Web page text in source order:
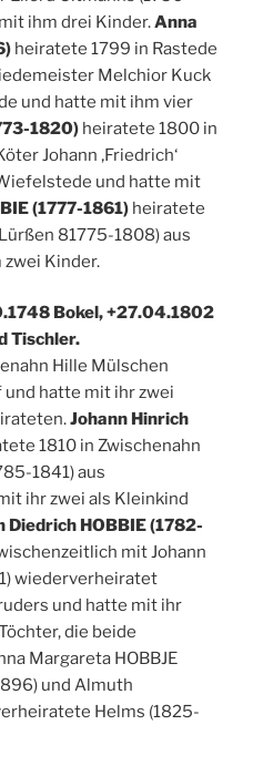
ihm drei Kinder.Anna
heiratete 1799 in Rastede
Melchior Kuck
und hatte mit ihm vier
1820) heiratete 1800 in
Johann ‚Friedrich‘
und hatte mit
(1777-1861) heiratete
81775-1808) aus
Kinder.
Bokel, +27.04.1802
Tischler.
Hille Mülschen
und hatte mit ihr zwei
Johann Hinrich
1810 in Zwischenahn
1841) aus
ihr zwei als Kleinkind
Diedrich HOBBIE (1782-
mit Johann
wiederverheiratet
und hatte mit ihr
die beide
Margareta HOBBJE
und Almuth
Helms (1825-